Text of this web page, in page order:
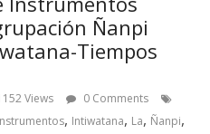
Ñanpi
Tiempos
Views
0 Comments
, Intiwatana, La, Ñanpi,